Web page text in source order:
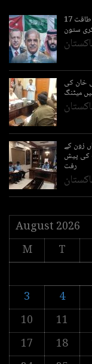
اسلام آباد (سہ پہر) مکہ دفاعی معاہدہ , پاکستان جوہری طاقت 17
خان کی
میٹنگ
زون کے
کی پیش
رفت
August 2026
M
T
3
4
10
11
17
18